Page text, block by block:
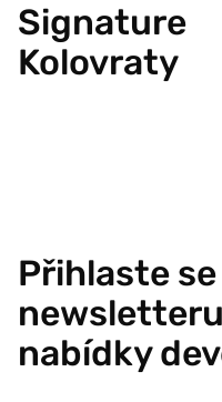
Signature
Kolovraty
Přihlaste
nabídky